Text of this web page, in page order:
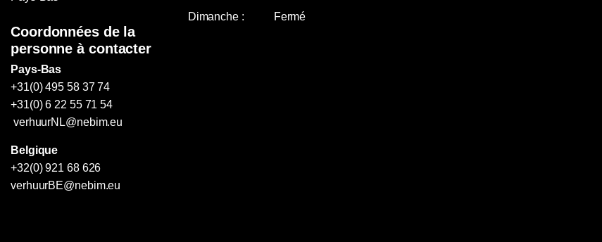
Coordonnées de la
personne à contacter
Pays-Bas
+31(0) 495 58 37 74
+31(0) 6 22 55 71 54
verhuurNL@nebim.eu
Belgique
+32(0) 921 68 626
verhuurBE@nebim.eu
Dimanche :
Fermé